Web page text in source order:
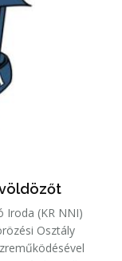
Iroda (KR NNI)
Osztály